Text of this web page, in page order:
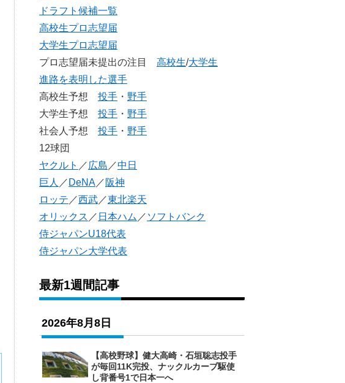
ドラフト候補一覧
高校生プロ志望届
大学生プロ志望届
プロ志望届未提出の注目 高校生/大学生
進路を表明した選手
高校生予想 投手 ・ 野手
大学生予想 投手 ・ 野手
社会人予想 投手 ・ 野手
12球団
ヤクルト ／ 広島 ／中日
巨人 ／ DeNA ／ 阪神
ロッテ ／西武 ／東北楽天
オリックス ／ 日本ハム ／ ソフトバンク
侍ジャパンU18代表
侍ジャパン大学代表
最新1週間記事
2026年8月8日
【高校野球】健大高崎・石垣聡志投手
が毎回11K完投、ナックルカーブ駆使
し背番号1で日本一へ